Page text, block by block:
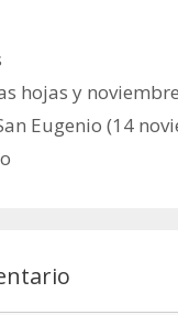
hojas y
Eugenio (14